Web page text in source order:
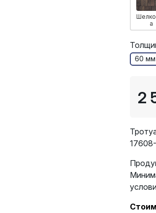
а
60 мм
2